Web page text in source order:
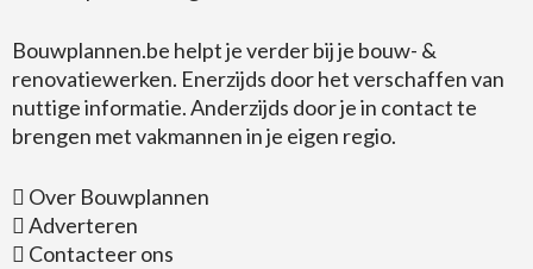
Bouwplannen.be helpt je verder bij je bouw- &
renovatiewerken. Enerzijds door het verschaffen van
nuttige informatie. Anderzijds door je in contact te
brengen met vakmannen in je eigen regio.
Over Bouwplannen
Adverteren
Contacteer ons